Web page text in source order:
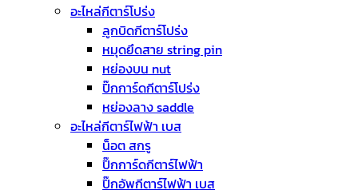
อะไหล่กีตาร์โปร่ง
ลูกบิดกีตาร์โปร่ง
หมุดยึดสาย string pin
หย่องบน nut
ปิ๊กการ์ดกีตาร์โปร่ง
หย่องลาง saddle
อะไหล่กีตาร์ไฟฟ้า เบส
น็อต สกรู
ปิ๊กการ์ดกีตาร์ไฟฟ้า
ปิ๊กอัพกีตาร์ไฟฟ้า เบส